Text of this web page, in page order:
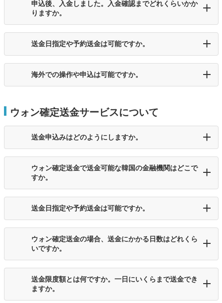
申込後、入金しました。入金確認までどれくらいかか
りますか。
送金日指定や予約送金は可能ですか。
海外での操作や申込は可能ですか。
ウォン確定送金サービスについて
送金申込みはどのようにしますか。
ウォン確定送金で送金可能な韓国の金融機関はどこで
すか。
送金日指定や予約送金は可能ですか。
ウォン確定送金の場合、送金にかかる日数はどれくら
いですか。
送金限度額とは何ですか。一日にいくらまで送金でき
ますか。